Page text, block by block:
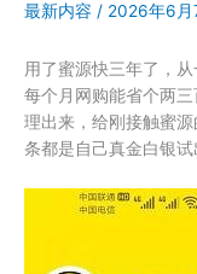
最新内容 / 2026年6月
用了蜜源快三年了，
每个月网购能省个两
理出来，给刚接触蜜
条都是自己真金白银试